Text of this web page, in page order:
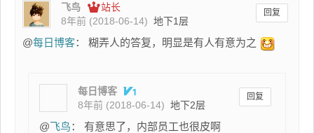
飞鸟
站长
8年前 (2018-06-14) 地下1层
回复
@每日博客： 糊弄人的答复，明显是有人有意为之
每日博客
8年前 (2018-06-14) 地下2层
回复
@飞鸟： 有意思了，内部员工也很皮啊